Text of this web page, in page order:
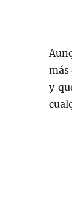
más
y